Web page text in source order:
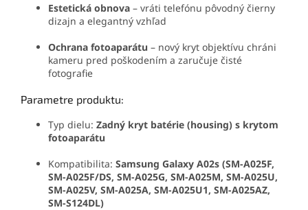
Estetická obnova – vráti telefónu pôvodný čierny
dizajn a elegantný vzhľad
Ochrana fotoaparátu – nový kryt objektívu chráni
kameru pred poškodením a zaručuje čisté
fotografie
Parametre produktu:
Typ dielu: Zadný kryt batérie (housing) s krytom
fotoaparátu
Kompatibilita: Samsung Galaxy A02s (SM-A025F,
SM-A025F/DS, SM-A025G, SM-A025M, SM-A025U,
SM-A025V, SM-A025A, SM-A025U1, SM-A025AZ,
SM-S124DL)